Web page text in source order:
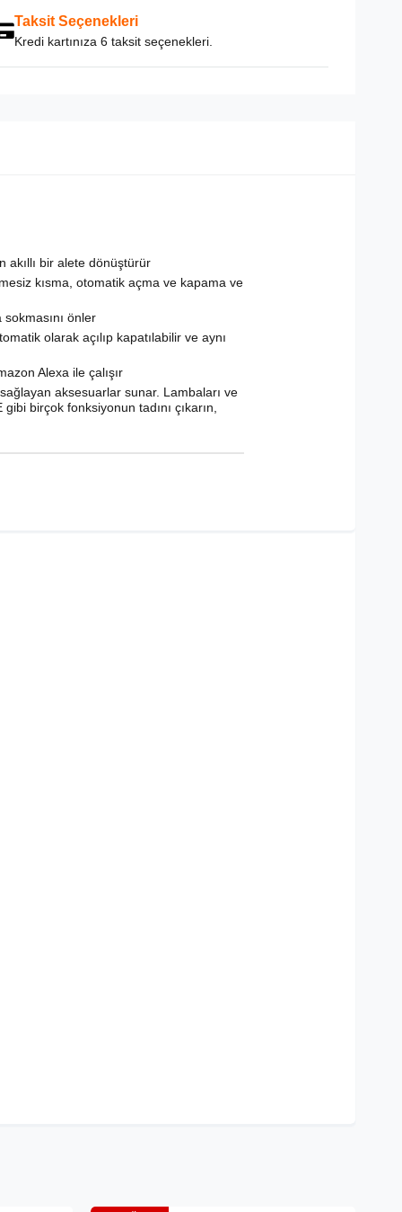
Taksit Seçenekleri
Kredi kartınıza 6 taksit seçenekleri.
akıllı bir alete dönüştürür
kısma, otomatik açma ve kapama ve
önler
olarak açılıp kapatılabilir ve aynı
Alexa ile çalışır
aksesuarlar sunar. Lambaları ve
birçok fonksiyonun tadını çıkarın,